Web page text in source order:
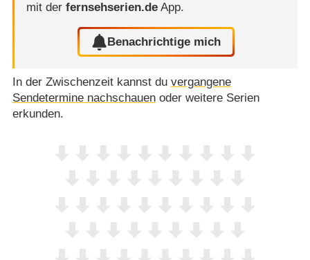
mit der fernsehserien.deApp.
Benachrichtige mich
In der Zwischenzeit kannst du vergangene
Sendetermine nachschauenoder weitere Serien
erkunden.